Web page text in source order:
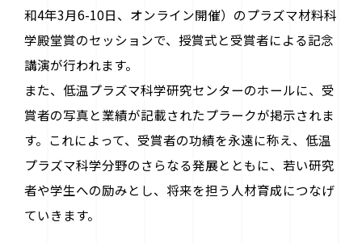
和4年3月6-10日、オンライン開催）のプラズマ材料科
学殿堂賞のセッションで、授賞式と受賞者による記念
講演が行われます。
また、低温プラズマ科学研究センターのホールに、受
賞者の写真と業績が記載されたプラークが掲示されま
す。これによって、受賞者の功績を永遠に称え、低温
プラズマ科学分野のさらなる発展とともに、若い研究
者や学生への励みとし、将来を担う人材育成につなげ
ていきます。